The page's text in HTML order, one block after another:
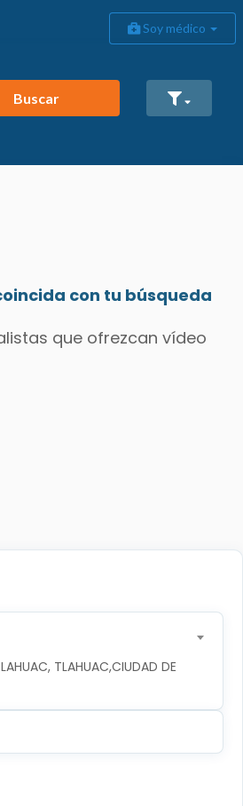
Soy médico
Buscar
con tu búsqueda
que ofrezcan vídeo
TLAHUAC,CIUDAD DE